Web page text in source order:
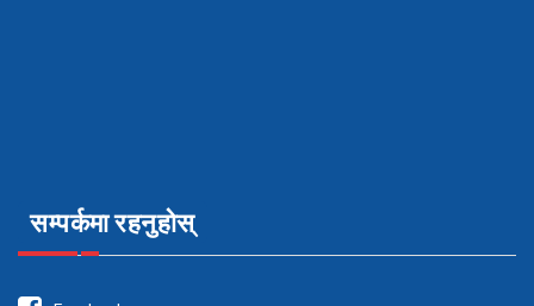
सम्पर्कमा रहनुहोस्